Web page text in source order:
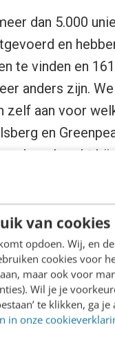
van cookies
opdoen. Wij, en
cookies voor
maar ook voor
Wil je je
te klikken, ga
in onze
dan 5.000
en
te vinden en
anders zijn.
zelf aan voor
en
bij
is dat merken
onderbrengen
de oprichters en
Stealth